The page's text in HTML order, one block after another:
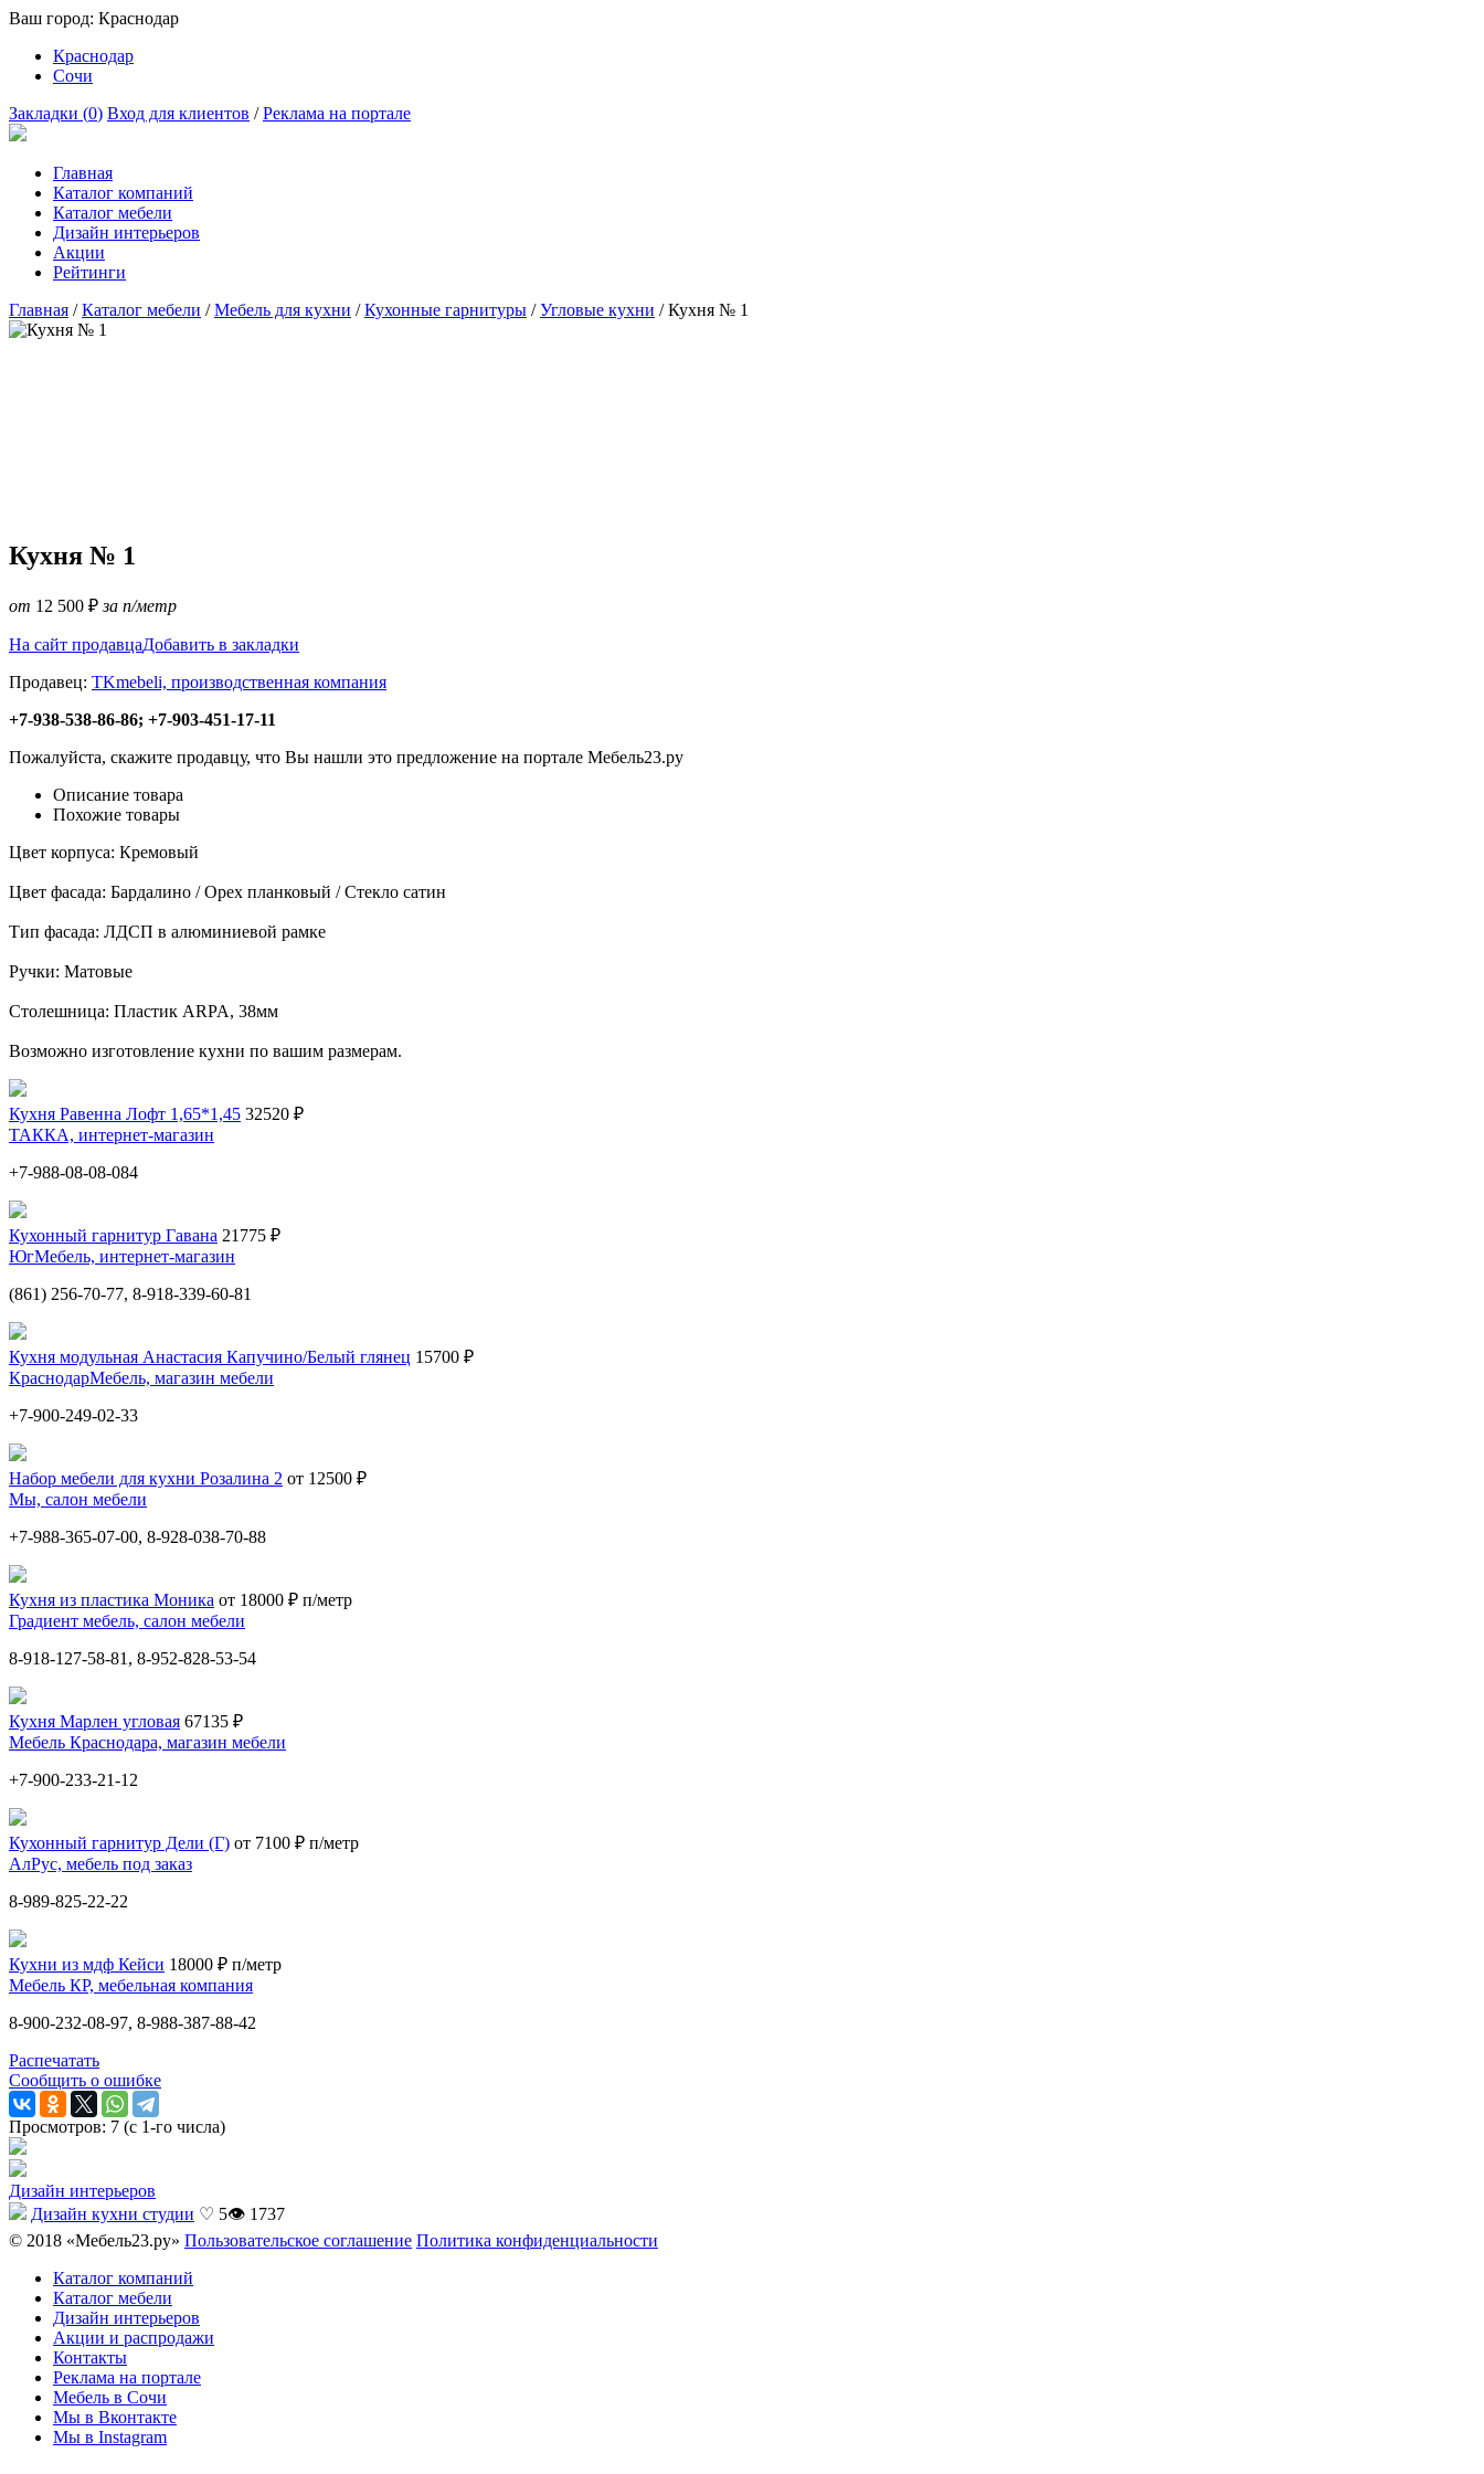
Ваш город: Краснодар
Краснодар
Сочи
Закладки (0) Вход для клиентов /Реклама на портале
Главная
Каталог компаний
Каталог мебели
Дизайн интерьеров
Акции
Рейтинги
Главная /Каталог мебели /Мебель для кухни /Кухонные гарнитуры /Угловые кухни /Кухня № 1
Кухня № 1
от 12 500 ₽ за п/метр
На сайт продавцаДобавить в закладки
Продавец: TKmebeli, производственная компания
+7-938-538-86-86; +7-903-451-17-11
Пожалуйста, скажите продавцу, что Вы нашли это предложение на портале Мебель23.ру
Описание товара
Похожие товары
Цвет корпуса: Кремовый
Цвет фасада: Бардалино / Орех планковый / Стекло сатин
Тип фасада: ЛДСП в алюминиевой рамке
Ручки: Матовые
Столешница: Пластик ARPA, 38мм
Возможно изготовление кухни по вашим размерам.
Кухня Равенна Лофт 1,65*1,45 32520 ₽
ТАККА, интернет-магазин
+7-988-08-08-084
Кухонный гарнитур Гавана 21775 ₽
ЮгМебель, интернет-магазин
(861) 256-70-77, 8-918-339-60-81
Кухня модульная Анастасия Капучино/Белый глянец 15700 ₽
КраснодарМебель, магазин мебели
+7-900-249-02-33
Набор мебели для кухни Розалина 2 от 12500 ₽
Мы, салон мебели
+7-988-365-07-00, 8-928-038-70-88
Кухня из пластика Моника от 18000 ₽ п/метр
Градиент мебель, салон мебели
8-918-127-58-81, 8-952-828-53-54
Кухня Марлен угловая 67135 ₽
Мебель Краснодара, магазин мебели
+7-900-233-21-12
Кухонный гарнитур Дели (Г) от 7100 ₽ п/метр
АлРус, мебель под заказ
8-989-825-22-22
Кухни из мдф Кейси 18000 ₽ п/метр
Мебель КР, мебельная компания
8-900-232-08-97, 8-988-387-88-42
Распечатать
Сообщить о ошибке
Просмотров: 7 (с 1-го числа)
Дизайн интерьеров
Дизайн кухни студии ♡ 5👁 1737
© 2018 «Мебель23.ру» Пользовательское соглашение Политика конфиденциальности
Каталог компаний
Каталог мебели
Дизайн интерьеров
Акции и распродажи
Контакты
Реклама на портале
Мебель в Сочи
Мы в Вконтакте
Мы в Instagram